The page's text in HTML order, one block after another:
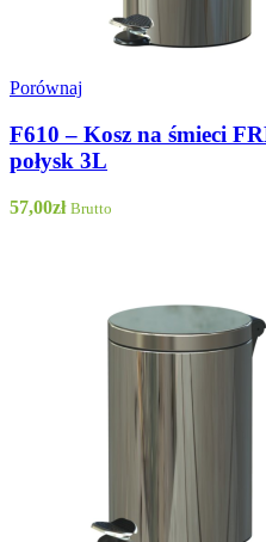
Porównaj
F610 – Kosz na śmieci
połysk 3L
57,00zł Brutto